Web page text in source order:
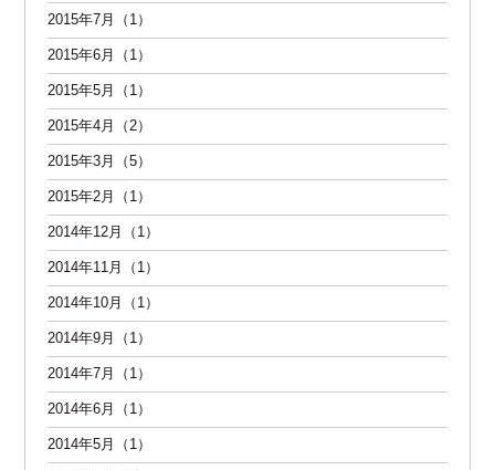
2015年7月（1）
2015年6月（1）
2015年5月（1）
2015年4月（2）
2015年3月（5）
2015年2月（1）
2014年12月（1）
2014年11月（1）
2014年10月（1）
2014年9月（1）
2014年7月（1）
2014年6月（1）
2014年5月（1）